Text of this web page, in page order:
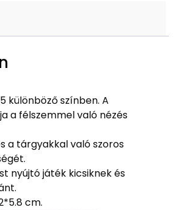
különböző színben. A
a félszemmel való nézés
a tárgyakkal való szoros
nyújtó játék kicsiknek és
cm.